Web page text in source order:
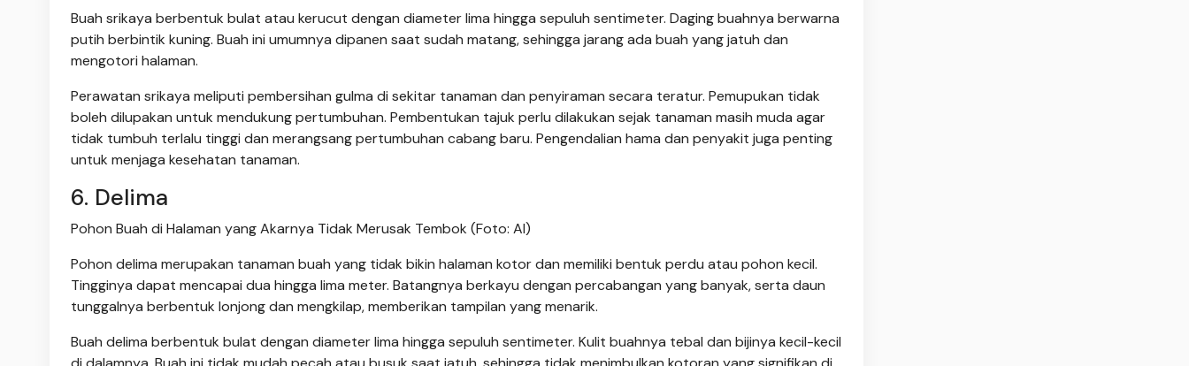
Buah srikaya berbentuk bulat atau kerucut dengan diameter lima hingga sepuluh sentimeter. Daging buahnya berwarna
putih berbintik kuning. Buah ini umumnya dipanen saat sudah matang, sehingga jarang ada buah yang jatuh dan
mengotori halaman.
Perawatan srikaya meliputi pembersihan gulma di sekitar tanaman dan penyiraman secara teratur. Pemupukan tidak
boleh dilupakan untuk mendukung pertumbuhan. Pembentukan tajuk perlu dilakukan sejak tanaman masih muda agar
tidak tumbuh terlalu tinggi dan merangsang pertumbuhan cabang baru. Pengendalian hama dan penyakit juga penting
untuk menjaga kesehatan tanaman.
6. Delima
Pohon Buah di Halaman yang Akarnya Tidak Merusak Tembok (Foto: AI)
Pohon delima merupakan tanaman buah yang tidak bikin halaman kotor dan memiliki bentuk perdu atau pohon kecil.
Tingginya dapat mencapai dua hingga lima meter. Batangnya berkayu dengan percabangan yang banyak, serta daun
tunggalnya berbentuk lonjong dan mengkilap, memberikan tampilan yang menarik.
Buah delima berbentuk bulat dengan diameter lima hingga sepuluh sentimeter. Kulit buahnya tebal dan bijinya kecil-kecil